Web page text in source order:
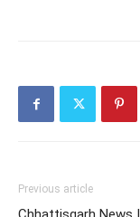
Previous article